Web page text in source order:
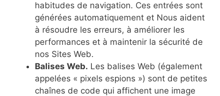
habitudes de navigation. Ces entrées sont
générées automatiquement et Nous aident
à résoudre les erreurs, à améliorer les
performances et à maintenir la sécurité de
nos Sites Web.
Balises Web. Les balises Web (également
appelées « pixels espions ») sont de petites
chaînes de code qui affichent une image